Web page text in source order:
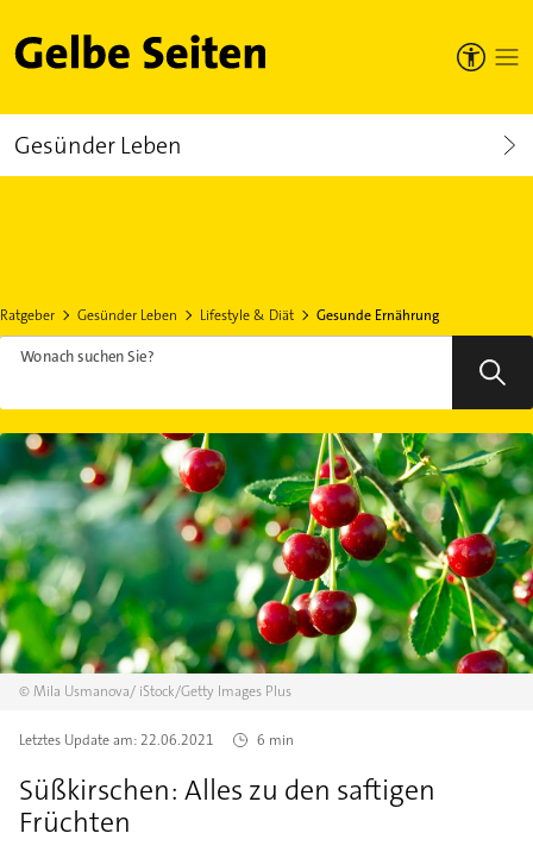
Gelbe Seiten
Gesünder Leben
Ratgeber Gesünder Leben Lifestyle & Diät Gesunde Ernährung
Wonach suchen Sie?
©Mila Usmanova/ iStock/Getty Images Plus
Letztes Update am:22.06.2021 6 min
Süßkirschen: Alles zu den saftigen
Früchten